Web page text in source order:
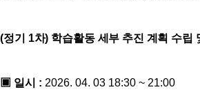
(정기 1차) 학습활동 세부 추진 계획 수립
▣ 일시 : 2026. 04. 03 18:30 ~ 21:00